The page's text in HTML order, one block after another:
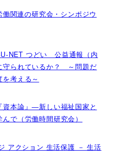
関連の研究会・シンポジウ
NET つどい 公益通報（内
守られているか？ ～問題だ
考える～
資本論』―新しい福祉国家と
で（労働時間研究会）
アクション 生活保護 － 生活